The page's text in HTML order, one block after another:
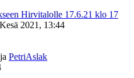
Hirvitalolle 17.6.21 klo 17
2021, 13:44
PetriAslak